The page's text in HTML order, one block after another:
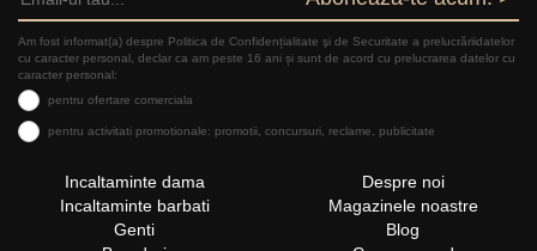
Am fost informat(a) despre Politica de Confidențialitate şi de Securitate a prelucrăriidatelor
cu caracter personal, declar ca am peste 16 ani și sunt de acord cu prelucrarea datelor cu
caracter personal:
pentru ofertare comerciala
pentru activitati promotionale: promotii, concursuri, reclame, publicitate
Incaltaminte dama
Incaltaminte barbati
Genti
Despre noi
Magazinele noastre
Blog